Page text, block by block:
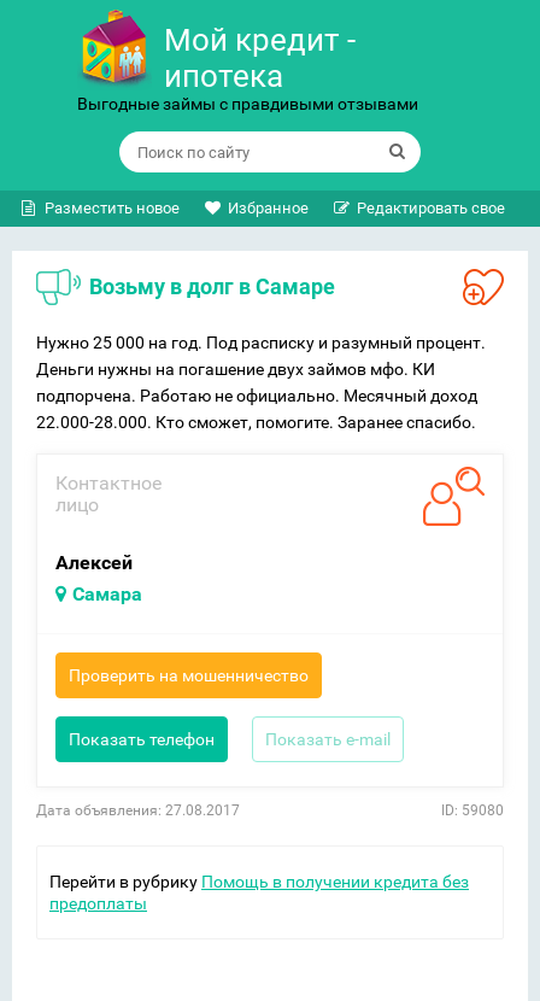
Мой кредит -
ипотека
Выгодные займы с правдивыми отзывами
Разместить новое Избранное Редактировать свое
Возьму в долг в Самаре
Нужно 25 000 на год. Под расписку и разумный процент.
Деньги нужны на погашение двух займов мфо. КИ
подпорчена. Работаю не официально. Месячный доход
22.000-28.000. Кто сможет, помогите. Заранее спасибо.
Контактное
лицо
Алексей
Самара
Проверить на мошенничество
Показать телефон Показать e-mail
Дата объявления: 27.08.2017 ID: 59080
Перейти в рубрику Помощь в получении кредита без
предоплаты